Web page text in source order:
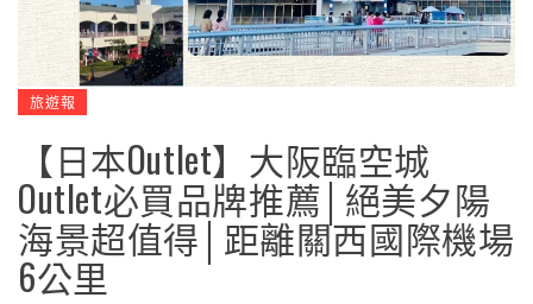
旅遊報
【日本Outlet】大阪臨空城
Outlet必買品牌推薦│絕美夕陽
海景超值得│距離關西國際機場
6公里